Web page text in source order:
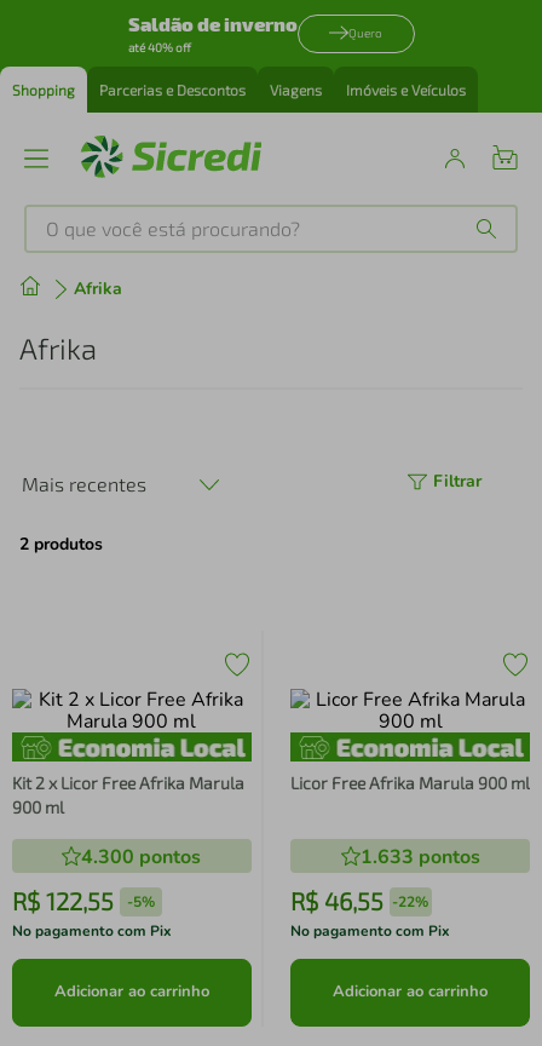
Saldão de inverno
até 40% off
Quero
Shopping Parcerias e Descontos Viagens Imóveis e Veículos
O que você está procurando?
Afrika
Afrika
Mais recentes Filtrar
2 produtos
Kit 2 x Licor Free Afrika Marula
900 ml
4.300 pontos
R$ 122,55 -5%
No pagamento com Pix
Adicionar ao carrinho
Licor Free Afrika Marula 900 ml
1.633 pontos
R$ 46,55 -22%
No pagamento com Pix
Adicionar ao carrinho
Produtos mais buscados
1 º
perfume
4º air fryer